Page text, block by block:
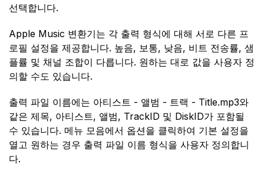
선택합니다.
Apple Music 변환기는 각 출력 형식에 대해 서로 다른 프
로필 설정을 제공합니다. 높음, 보통, 낮음, 비트 전송률, 샘
플률 및 채널 조합이 다릅니다. 원하는 대로 값을 사용자 정
의할 수도 있습니다.
출력 파일 이름에는 아티스트 - 앨범 - 트랙 - Title.mp3와
같은 제목, 아티스트, 앨범, TrackID 및 DiskID가 포함될
수 있습니다. 메뉴 모음에서 옵션을 클릭하여 기본 설정을
열고 원하는 경우 출력 파일 이름 형식을 사용자 정의합니
다.